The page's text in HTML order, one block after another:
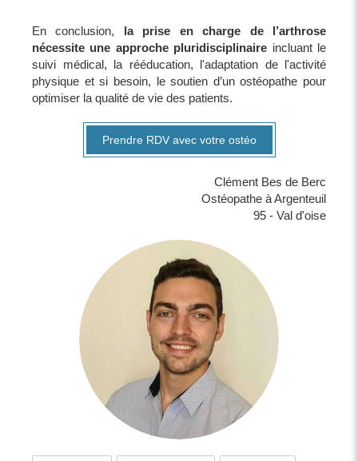
En conclusion, la prise en charge de l’arthrose
nécessite une approche pluridisciplinaire incluant le
suivi médical, la rééducation, l'adaptation de l'activité
physique et si besoin, le soutien d’un ostéopathe pour
optimiser la qualité de vie des patients.
Prendre RDV avec votre ostéo
Clément Bes de Berc
Ostéopathe à Argenteuil
95 - Val d'oise